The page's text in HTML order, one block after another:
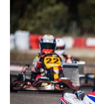
ITALIA
MONDO
POLITICA
ECONOMIA
SERVIZI ALLE IMPRESE